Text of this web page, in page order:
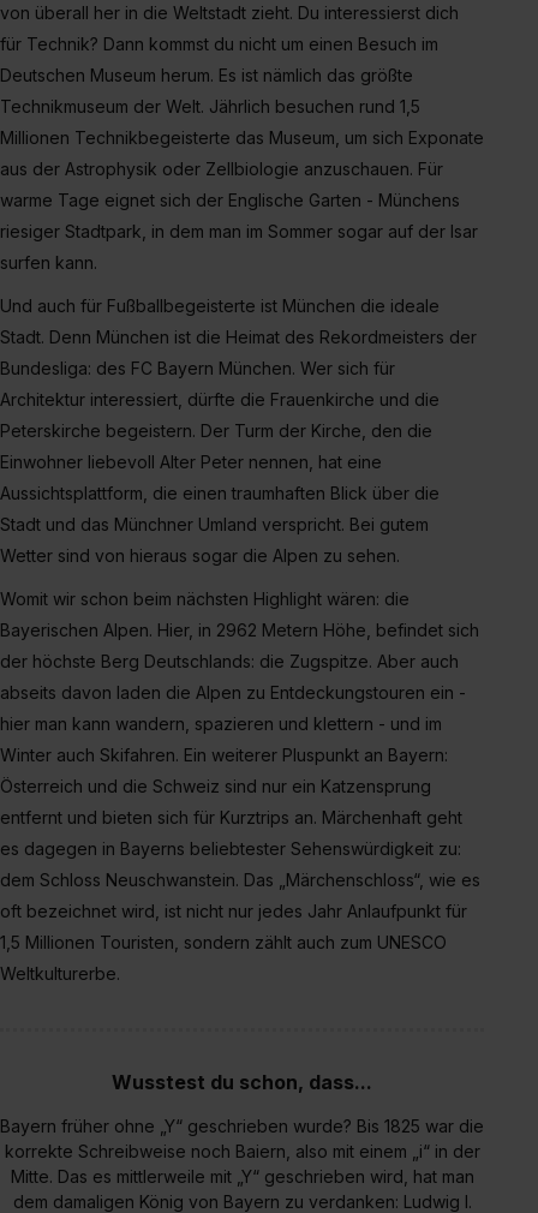
von überall her in die Weltstadt zieht. Du interessierst dich
für Technik? Dann kommst du nicht um einen Besuch im
Deutschen Museum herum. Es ist nämlich das größte
Technikmuseum der Welt. Jährlich besuchen rund 1,5
Millionen Technikbegeisterte das Museum, um sich Exponate
aus der Astrophysik oder Zellbiologie anzuschauen. Für
warme Tage eignet sich der Englische Garten - Münchens
riesiger Stadtpark, in dem man im Sommer sogar auf der Isar
surfen kann.
Und auch für Fußballbegeisterte ist München die ideale
Stadt. Denn München ist die Heimat des Rekordmeisters der
Bundesliga: des FC Bayern München. Wer sich für
Architektur interessiert, dürfte die Frauenkirche und die
Peterskirche begeistern. Der Turm der Kirche, den die
Einwohner liebevoll Alter Peter nennen, hat eine
Aussichtsplattform, die einen traumhaften Blick über die
Stadt und das Münchner Umland verspricht. Bei gutem
Wetter sind von hieraus sogar die Alpen zu sehen.
Womit wir schon beim nächsten Highlight wären: die
Bayerischen Alpen. Hier, in 2962 Metern Höhe, befindet sich
der höchste Berg Deutschlands: die Zugspitze. Aber auch
abseits davon laden die Alpen zu Entdeckungstouren ein -
hier man kann wandern, spazieren und klettern - und im
Winter auch Skifahren. Ein weiterer Pluspunkt an Bayern:
Österreich und die Schweiz sind nur ein Katzensprung
entfernt und bieten sich für Kurztrips an. Märchenhaft geht
es dagegen in Bayerns beliebtester Sehenswürdigkeit zu:
dem Schloss Neuschwanstein. Das „Märchenschloss“, wie es
oft bezeichnet wird, ist nicht nur jedes Jahr Anlaufpunkt für
1,5 Millionen Touristen, sondern zählt auch zum UNESCO
Weltkulturerbe.
Wusstest du schon, dass...
Bayern früher ohne „Y“ geschrieben wurde? Bis 1825 war die
korrekte Schreibweise noch Baiern, also mit einem „i“ in der
Mitte. Das es mittlerweile mit „Y“ geschrieben wird, hat man
dem damaligen König von Bayern zu verdanken: Ludwig I.